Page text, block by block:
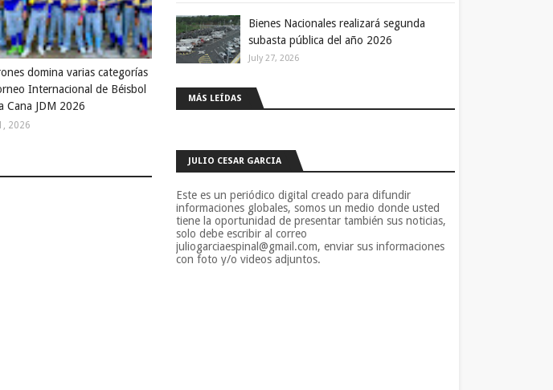
domina varias categorías
Internacional de Béisbol
Cana JDM 2026
2026
Bienes Nacionales realizará segunda
subasta pública del año 2026
July 27, 2026
MÁS LEÍDAS
JULIO CESAR GARCIA
Este es un periódico digital creado para difundir
informaciones globales, somos un medio donde usted
tiene la oportunidad de presentar también sus noticias,
solo debe escribir al correo
juliogarciaespinal@gmail.com, enviar sus informaciones
con foto y/o videos adjuntos.